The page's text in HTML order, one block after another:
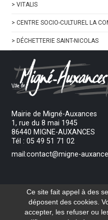
> VITALIS
> CENTRE SOCIO-CULTUREL LA
> DÉCHETTERIE SAINT-NICOLAS
Mairie de Migné-Auxances
1, rue du 8 mai 1945
86440 MIGNE-AUXANCES
Tél : 05 49 51 71 02
mail:contact@migne-
Ouverture du lundi au
et de 13h30 à 17h00.
Ce site fait appel à des
déposent des cookies.
accepter, les refuser ou